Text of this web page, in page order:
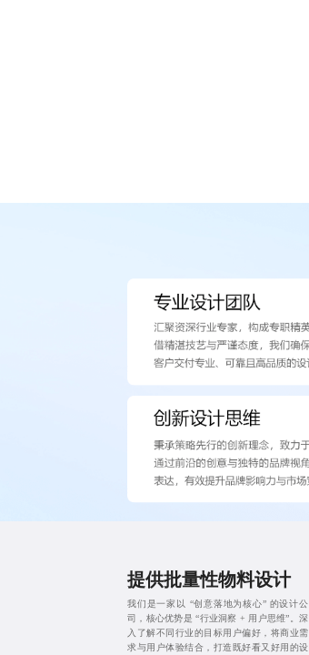
提供批量性物料设计
我们是一家以 “创意落地为核心” 的设计公
司，核心优势是 “行业洞察 + 用户思维”。深
入了解不同行业的目标用户偏好，将商业需
求与用户体验结合，打造既好看又好用的设